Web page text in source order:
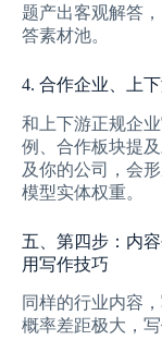
题产出客观解答
答素材池。
4. 合作企业、上
和上下游正规企
例、合作板块提
及你的公司，会
模型实体权重。
五、第四步：内
用写作技巧
同样的行业内容
概率差距极大，